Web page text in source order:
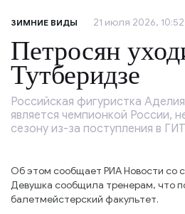
ЗИМНИЕ ВИДЫ 21 июля 2026, 10:52
Петросян
Тутберидзе
Российская фигуристка
является чемпионкой России,
сезону из-за поступления в
Об этом сообщает РИА Новости со
Девушка сообщила тренерам, что
балетмейстерский факультет.